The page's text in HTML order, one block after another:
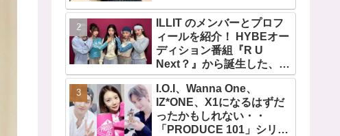
ILLIT のメンバーとプロフ
ィールを紹介！ HYBEオー
ディション番組『R U
Next？』から誕生した、日
本人のイロハとモカを含む
5人組ガールズグループ！
デビュー曲「Magnetic」が
いきなりの大ヒット
I.O.I、Wanna One、
IZ*ONE、X1になるはずだ
ったかもしれない・・
「PRODUCE 101」シリー